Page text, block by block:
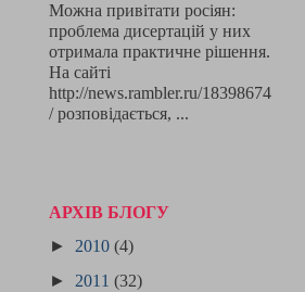
Можна привітати росіян:
проблема дисертацій у них
отримала практичне рішення.
На сайті
http://news.rambler.ru/18398674
/ розповідається, ...
АРХІВ БЛОГУ
► 2010 (4)
► 2011 (32)